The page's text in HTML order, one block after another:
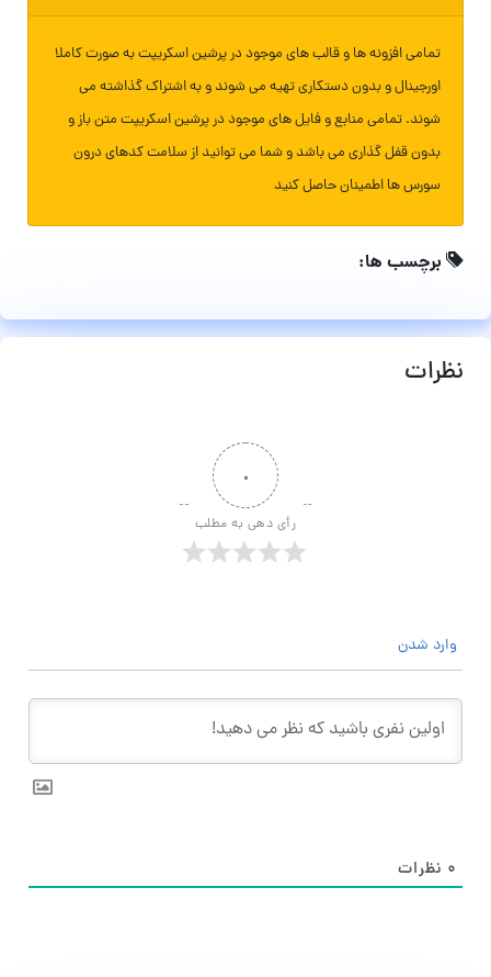
تمامی افزونه ها و قالب های موجود در پرشین اسکریپت به صورت کاملا
اورجینال و بدون دستکاری تهیه می شوند و به اشتراک گذاشته می
شوند. تمامی منابع و فایل های موجود در پرشین اسکریپت متن باز و
بدون قفل گذاری می باشد و شما می توانید از سلامت کدهای درون
سورس ها اطمینان حاصل کنید
برچسب ها:
نظرات
۰
رأی دهی به مطلب
وارد شدن
۰ نظرات